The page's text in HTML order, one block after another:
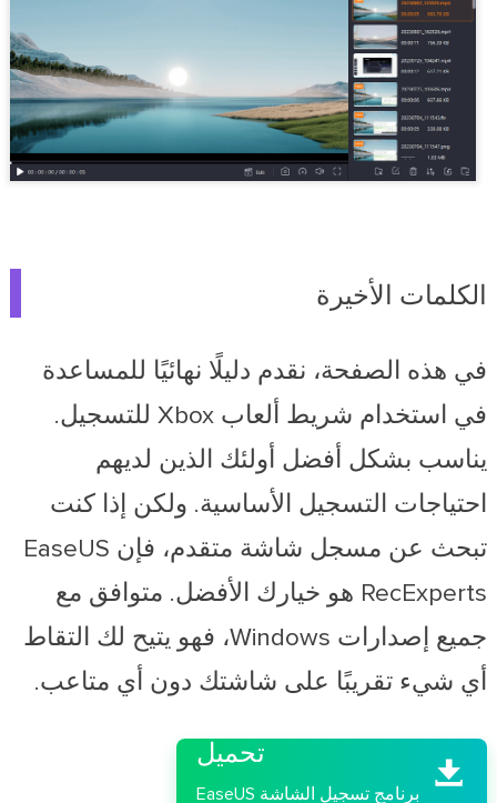
الكلمات الأخيرة
في هذه الصفحة، نقدم دليلًا نهائيًا للمساعدة
في استخدام شريط ألعاب Xbox للتسجيل.
يناسب بشكل أفضل أولئك الذين لديهم
احتياجات التسجيل الأساسية. ولكن إذا كنت
تبحث عن مسجل شاشة متقدم، فإن EaseUS
RecExperts هو خيارك الأفضل. متوافق مع
جميع إصدارات Windows، فهو يتيح لك التقاط
أي شيء تقريبًا على شاشتك دون أي متاعب.


تحميل
برنامج تسجيل الشاشة EaseUS